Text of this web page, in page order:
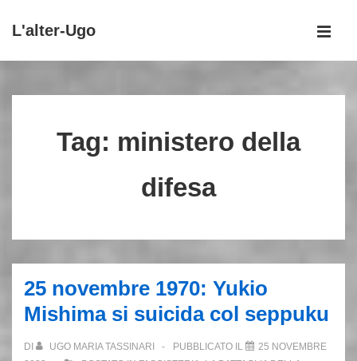
Vai
principale
L'alter-Ugo
principale
Tag: ministero della
difesa
25 novembre 1970: Yukio
Mishima si suicida col seppuku
DI UGO MARIA TASSINARI PUBBLICATO IL
25 NOVEMBRE